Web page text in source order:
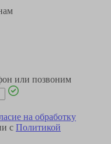
или позвоним
на обработку
с Политикой